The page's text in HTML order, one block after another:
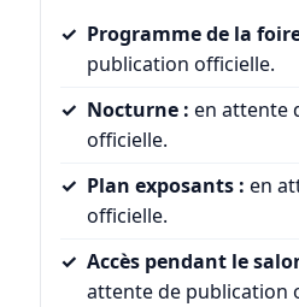
Programme de la
publication officielle.
Nocturne : en attente
officielle.
Plan exposants : en
officielle.
Accès pendant le
attente de publication